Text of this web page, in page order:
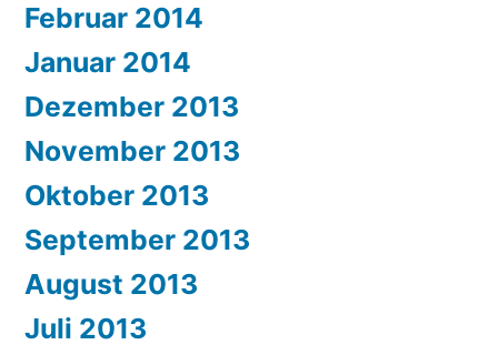
Februar 2014
Januar 2014
Dezember 2013
November 2013
Oktober 2013
September 2013
August 2013
Juli 2013